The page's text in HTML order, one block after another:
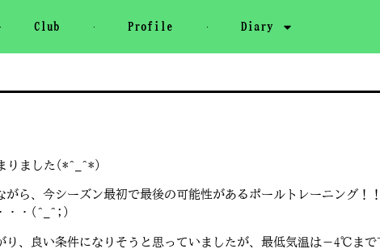
Club Profile Diary
りました(*^_^*)
ら、今シーズン最初で最後の可能性があるポールトレーニング！！
・・(^_^;)
、良い条件になりそうと思っていましたが、最低気温は－4℃ま